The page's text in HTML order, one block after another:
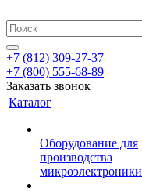
+7 (812) 309-27-37
+7 (800) 555-68-89
Заказать звонок
Каталог
Оборудование для
производства
микроэлектроники